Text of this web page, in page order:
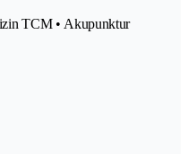
TCM • Akupunktur